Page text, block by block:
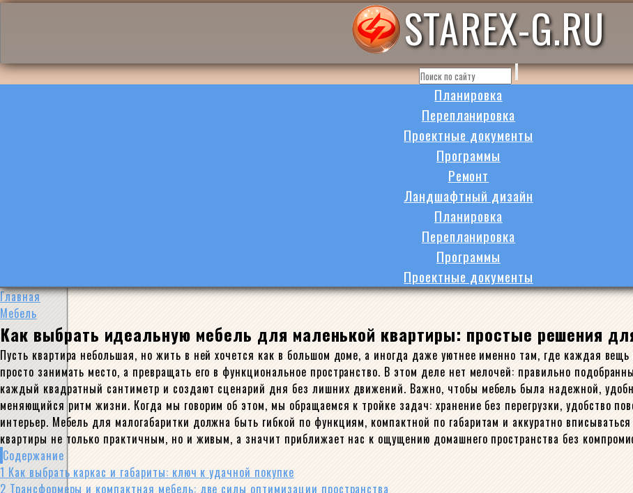
STAREX-G.RU
Планировка
Перепланировка
Проектные документы
Программы
Ремонт
Ландшафтный дизайн
Планировка
Перепланировка
Программы
Проектные документы
Главная
Мебель
Как выбрать идеальную мебель для маленькой квартиры: простые решения
Пусть квартира небольшая, но жить в ней хочется как в большом доме, а иногда даже уютнее именно там, где каждая
просто занимать место, а превращать его в функциональное пространство. В этом деле нет мелочей: правильно
каждый квадратный сантиметр и создают сценарий дня без лишних движений. Важно, чтобы мебель была надежной,
меняющийся ритм жизни. Когда мы говорим об этом, мы обращаемся к тройке задач: хранение без перегрузки, удобство
интерьер. Мебель для малогабаритки должна быть гибкой по функциям, компактной по габаритам и аккуратно
квартиры не только практичным, но и живым, а значит приближает нас к ощущению домашнего пространства без
Содержание
1 Как выбрать каркас и габариты: ключ к удачной покупке
2 Трансформеры и компактная мебель: две силы оптимизации пространства